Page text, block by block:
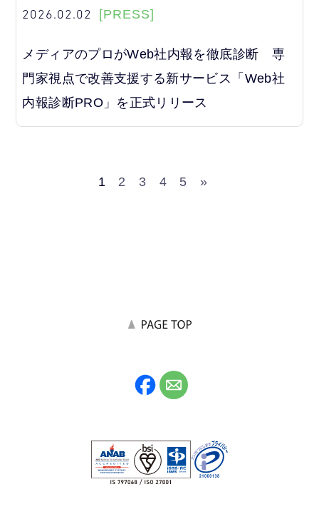
2026.02.02 [PRESS]
メディアのプロがWeb社内報を徹底診断 専
門家視点で改善支援する新サービス「Web社
内報診断PRO」を正式リリース
1 2 3 4 5 »